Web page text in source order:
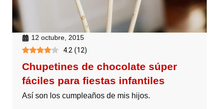
12 octubre, 2015
4.2 (12)
Chupetines de chocolate súper
fáciles para fiestas infantiles
Así son los cumpleaños de mis hijos.